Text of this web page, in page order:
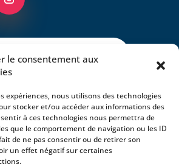
le consentement aux
expériences, nous utilisons des technologies
stocker et/ou accéder aux informations des
à ces technologies nous permettra de
que le comportement de navigation ou les ID
de ne pas consentir ou de retirer son
un effet négatif sur certaines